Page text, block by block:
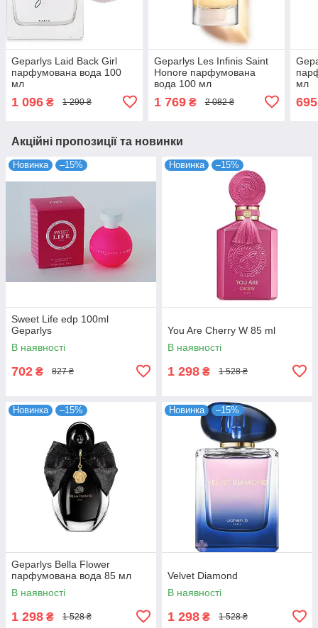
Geparlys Laid Back Girl
парфумована вода 100
мл
1 096 ₴ 1 290 ₴
Geparlys Les Infinis Saint
Honore парфумована
вода 100 мл
1 769₴ 2 082 ₴
мл
695
Акційні пропозиції та новинки
Новинка –15%
Sweet Life edp 100ml
Geparlys
В наявності
702 ₴ 827 ₴
Новинка –15%
You Are Cherry W 85 ml
В наявності
1 298 ₴ 1 528 ₴
Новинка –15%
Geparlys Bella Flower
парфумована вода 85 мл
В наявності
1 298 ₴ 1 528 ₴
Новинка –15%
Velvet Diamond
В наявності
1 298 ₴ 1 528 ₴